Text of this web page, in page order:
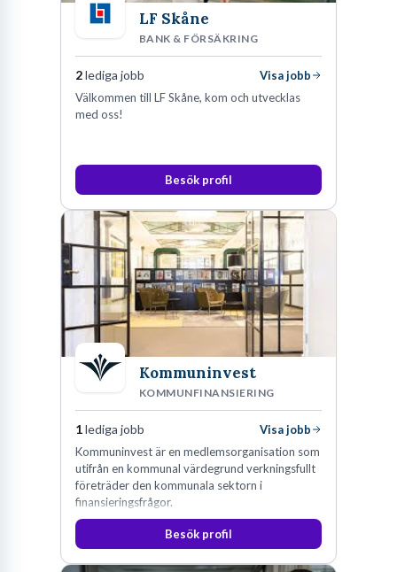
LF Skåne
BANK & FÖRSÄKRING
2lediga jobb
Visa jobb
Välkommen till LF Skåne, kom och utvecklas
med oss!
Besök profil
Kommuninvest
KOMMUNFINANSIERING
1lediga jobb
Visa jobb
Kommuninvest är en medlemsorganisation som
utifrån en kommunal värdegrund verkningsfullt
företräder den kommunala sektorn i
finansieringsfrågor.
Besök profil